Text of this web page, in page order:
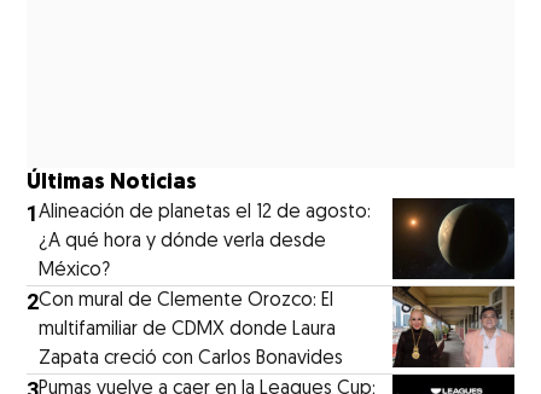
Últimas Noticias
1Alineación de planetas el 12 de agosto:
¿A qué hora y dónde verla desde
México?
2Con mural de Clemente Orozco: El
multifamiliar de CDMX donde Laura
Zapata creció con Carlos Bonavides
Pumas vuelve a caer en la Leagues Cup;